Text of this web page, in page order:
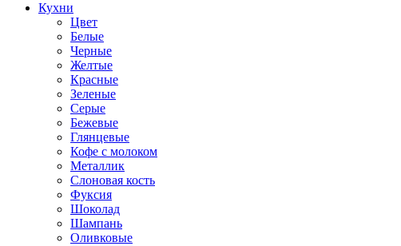
Кухни
Цвет
Белые
Черные
Желтые
Красные
Зеленые
Серые
Бежевые
Глянцевые
Кофе с молоком
Металлик
Слоновая кость
Фуксия
Шоколад
Шампань
Оливковые